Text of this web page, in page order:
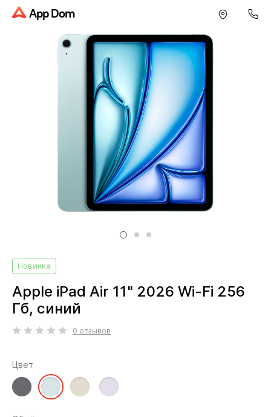
App Dom
Новинка
Apple iPad Air 11" 2026 Wi-Fi 256
Гб, синий
0 отзывов
Цвет